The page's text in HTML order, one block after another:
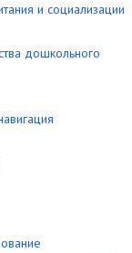
и социализации
дошкольного